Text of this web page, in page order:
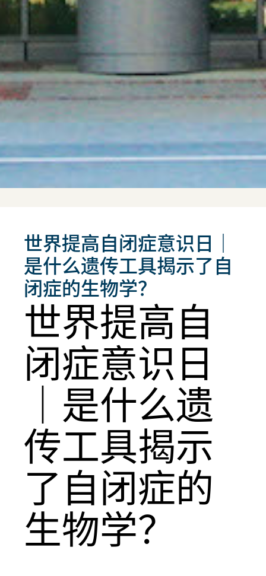
世界提高自闭症意识日｜
是什么遗传工具揭示了自
闭症的生物学？
世界提高自
闭症意识日
｜是什么遗
传工具揭示
了自闭症的
生物学？